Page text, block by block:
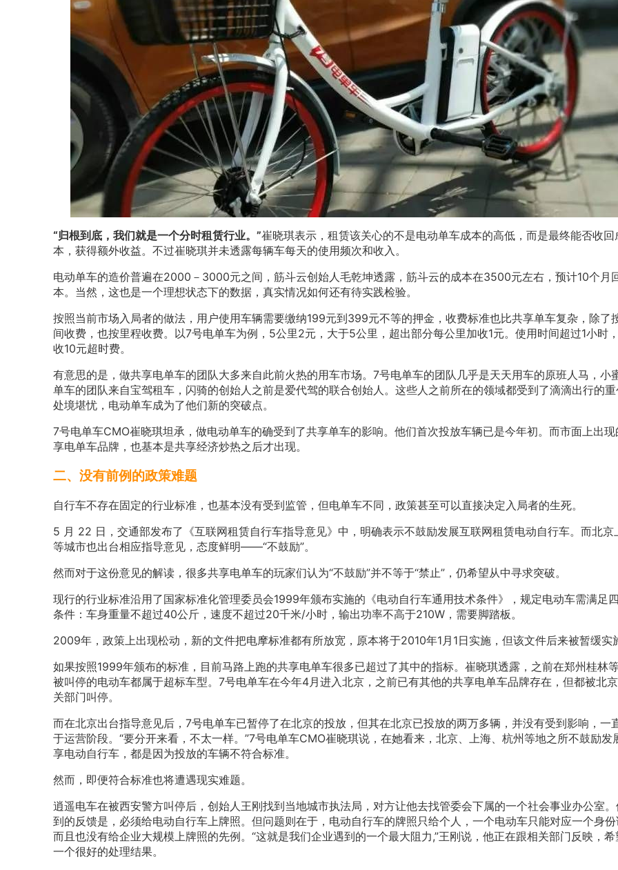
“归根到底，我们就是一个分时租赁行业。”崔晓琪表示，租赁该关心的不是电动单车成本的高低，而是最终能否收回
本，获得额外收益。不过崔晓琪并未透露每辆车每天的使用频次和收入。
电动单车的造价普遍在2000－3000元之间，筋斗云创始人毛乾坤透露，筋斗云的成本在3500元左右，预计10个月
本。当然，这也是一个理想状态下的数据，真实情况如何还有待实践检验。
按照当前市场入局者的做法，用户使用车辆需要缴纳199元到399元不等的押金，收费标准也比共享单车复杂，除了
间收费，也按里程收费。以7号电单车为例，5公里2元，大于5公里，超出部分每公里加收1元。使用时间超过1小时
收10元超时费。
有意思的是，做共享电单车的团队大多来自此前火热的用车市场。7号电单车的团队几乎是天天用车的原班人马，小
单车的团队来自宝驾租车，闪骑的创始人之前是爱代驾的联合创始人。这些人之前所在的领域都受到了滴滴出行的
处境堪忧，电动单车成为了他们新的突破点。
7号电单车CMO崔晓琪坦承，做电动单车的确受到了共享单车的影响。他们首次投放车辆已是今年初。而市面上出现
享电单车品牌，也基本是共享经济炒热之后才出现。
二、没有前例的政策难题
自行车不存在固定的行业标准，也基本没有受到监管，但电单车不同，政策甚至可以直接决定入局者的生死。
5 月 22 日，交通部发布了《互联网租赁自行车指导意见》中，明确表示不鼓励发展互联网租赁电动自行车。而北京
等城市也出台相应指导意见，态度鲜明——“不鼓励”。
然而对于这份意见的解读，很多共享电单车的玩家们认为“不鼓励”并不等于“禁止”，仍希望从中寻求突破。
现行的行业标准沿用了国家标准化管理委员会1999年颁布实施的《电动自行车通用技术条件》，规定电动车需满足
条件：车身重量不超过40公斤，速度不超过20千米/小时，输出功率不高于210W，需要脚踏板。
2009年，政策上出现松动，新的文件把电摩标准都有所放宽，原本将于2010年1月1日实施，但该文件后来被暂缓实
如果按照1999年颁布的标准，目前马路上跑的共享电单车很多已超过了其中的指标。崔晓琪透露，之前在郑州桂林
被叫停的电动车都属于超标车型。7号电单车在今年4月进入北京，之前已有其他的共享电单车品牌存在，但都被北
关部门叫停。
而在北京出台指导意见后，7号电单车已暂停了在北京的投放，但其在北京已投放的两万多辆，并没有受到影响，一
于运营阶段。“要分开来看，不太一样。”7号电单车CMO崔晓琪说，在她看来，北京、上海、杭州等地之所不鼓励发
享电动自行车，都是因为投放的车辆不符合标准。
然而，即便符合标准也将遭遇现实难题。
逍遥电车在被西安警方叫停后，创始人王刚找到当地城市执法局，对方让他去找管委会下属的一个社会事业办公室
到的反馈是，必须给电动自行车上牌照。但问题则在于，电动自行车的牌照只给个人，一个电动车只能对应一个身
而且也没有给企业大规模上牌照的先例。“这就是我们企业遇到的一个最大阻力,”王刚说，他正在跟相关部门反映，
一个很好的处理结果。